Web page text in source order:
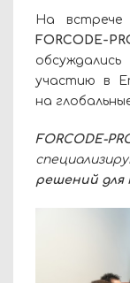
На
FORCODE-
участию в
на
FORCODE-
решений для